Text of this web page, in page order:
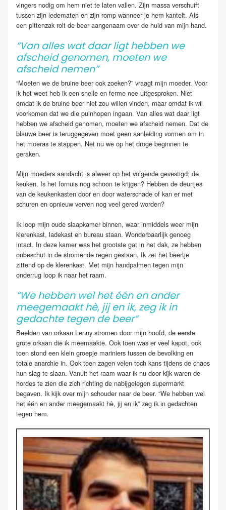
vingers nodig om hem niet te laten vallen. Zijn massa verschuift
tussen zijn ledematen en zijn romp wanneer je hem kantelt. Als
een pittenzak rolt de beer aangenaam over de huid van mijn hand.
“Van alles wat daar ligt hebben we
afscheid genomen, moeten we
afscheid nemen”
“Moeten we de bruine beer ook zoeken?” vraagt mijn moeder. Voor
ik het weet heb ik een snelle en ferme nee uitgesproken. Niet
omdat ik de bruine beer niet zou willen vinden, maar omdat ik wil
voorkomen dat we die puinhopen ingaan. Van alles wat daar ligt
hebben we afscheid genomen, moeten we afscheid nemen. Dat de
blauwe beer is teruggegeven moet geen aanleiding vormen om in
het moeras te stappen. Net nu we op het droge beginnen te
geraken.
Mijn moeders aandacht is alweer op het volgende gevestigd; de
keuken. Is het fornuis nog schoon te krijgen? Hebben de deurtjes
van de keukenkasten door en door waterschade of kan er met
schuren en opnieuw verven nog veel gered worden?
Ik loop mijn oude slaapkamer binnen, waar inmiddels weer mijn
klerenkast, ladekast en bureau staan. Wonderbaarlijk genoeg
intact. In deze kamer was het grootste gat in het dak, ze hebben
onbeschut in de stromende regen gestaan. Ik zet het beertje
zittend op de klerenkast. Met mijn handpalmen tegen mijn
onderrug loop ik naar het raam.
“We hebben wel het één en ander
meegemaakt hè, jij en ik, zeg ik in
gedachte tegen de beer”
Beelden van orkaan Lenny stromen door mijn hoofd, de eerste
grote orkaan die ik meemaakte. Ook toen was er veel kapot, ook
toen stond een klein groepje mariniers tussen de bevolking en
totale anarchie in. Ook toen zagen velen toch kans tijdens de chaos
hun slag te slaan. Vanuit het raam waar ik nu door kijk waren de
hordes te zien die zich richting de nabijgelegen supermarkt
begaven. Ik kijk over mijn schouder naar de beer. “We hebben wel
het één en ander meegemaakt hè, jij en ik” zeg ik in gedachten
tegen hem.